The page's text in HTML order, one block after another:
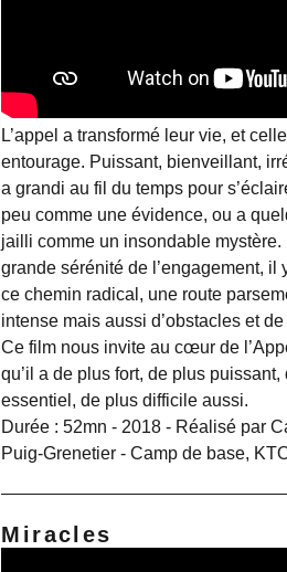
L’appel a transformé leur vie, et
entourage. Puissant, bienveillant,
a grandi au fil du temps pour
peu comme une évidence, ou a
jailli comme un insondable mystère.
grande sérénité de l’engagement, il
ce chemin radical, une route
intense mais aussi d’obstacles et
Ce film nous invite au cœur de
qu’il a de plus fort, de plus puissant,
essentiel, de plus difficile aussi.
Durée : 52mn - 2018 - Réalisé par
Puig-Grenetier - Camp de base,
Miracles